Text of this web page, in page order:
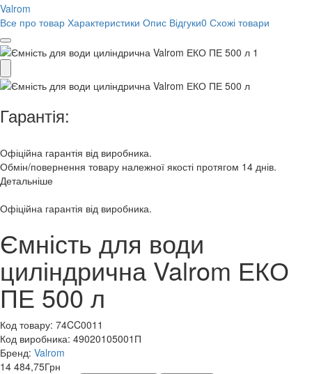
Valrom
Все про товар Характеристики Опис Відгуки0 Схожі товари
Гарантія:
Офіційна гарантія від виробника.
Обмін/повернення товару належної якості протягом 14 днів.
Детальніше
Офіційна гарантія від виробника.
Ємність для води
циліндрична Valrom ЕКО
ПЕ 500 л
Код товару: 74CC0011
Код виробника: 49020105001П
Бренд: Valrom
14 484,75Грн